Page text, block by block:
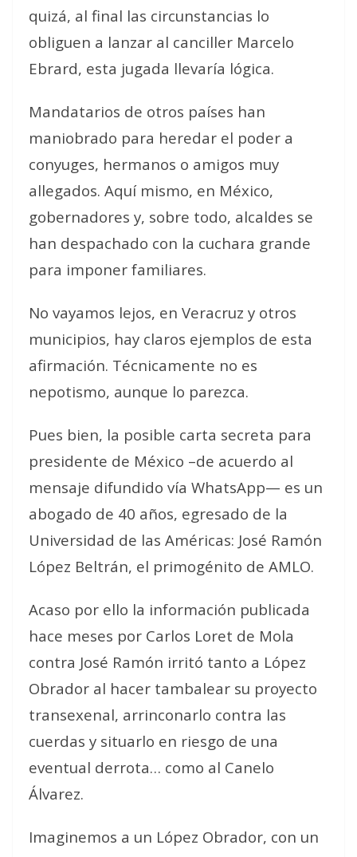
quizá, al final las circunstancias lo
obliguen a lanzar al canciller Marcelo
Ebrard, esta jugada llevaría lógica.
Mandatarios de otros países han
maniobrado para heredar el poder a
conyuges, hermanos o amigos muy
allegados. Aquí mismo, en México,
gobernadores y, sobre todo, alcaldes se
han despachado con la cuchara grande
para imponer familiares.
No vayamos lejos, en Veracruz y otros
municipios, hay claros ejemplos de esta
afirmación. Técnicamente no es
nepotismo, aunque lo parezca.
Pues bien, la posible carta secreta para
presidente de México –de acuerdo al
mensaje difundido vía WhatsApp— es un
abogado de 40 años, egresado de la
Universidad de las Américas: José Ramón
López Beltrán, el primogénito de AMLO.
Acaso por ello la información publicada
hace meses por Carlos Loret de Mola
contra José Ramón irritó tanto a López
Obrador al hacer tambalear su proyecto
transexenal, arrinconarlo contra las
cuerdas y situarlo en riesgo de una
eventual derrota… como al Canelo
Álvarez.
Imaginemos a un López Obrador, con un